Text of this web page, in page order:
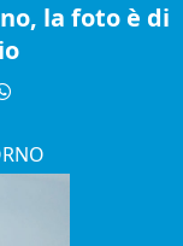
la foto è di